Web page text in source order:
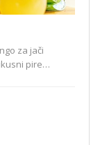
za jači
pire…